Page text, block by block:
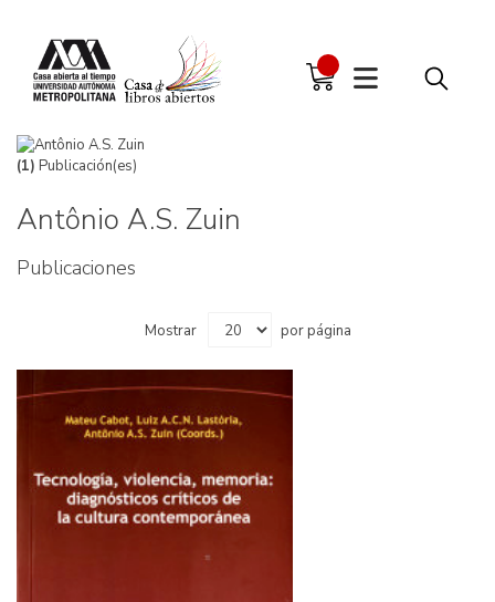
(1) Publicación(es)
Antônio A.S. Zuin
Publicaciones
Mostrar por página